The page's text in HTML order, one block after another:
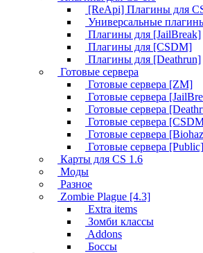
[ReApi] Плагины для
Универсальные
Плагины для [JailBreak]
Плагины для [CSDM]
Плагины для [Deathrun]
Готовые сервера
Готовые сервера [ZM]
Готовые сервера
Готовые сервера
Готовые сервера
Готовые сервера
Готовые сервера [Public]
Карты для CS 1.6
Моды
Разное
Zombie Plague [4.3]
Extra items
Зомби классы
Addons
Боссы